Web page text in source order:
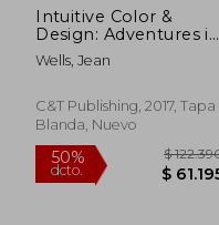
Intuitive Color &
Design: Adventures in
art Quilting (en
Inglés)
Wells, Jean
C&T Publishing, 2017, Tapa
Blanda, Nuevo